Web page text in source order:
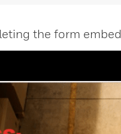
the form